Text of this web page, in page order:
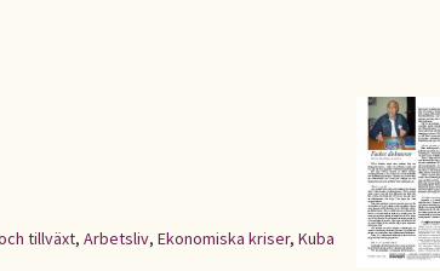
tillväxt, Arbetsliv, Ekonomiska kriser, Kuba